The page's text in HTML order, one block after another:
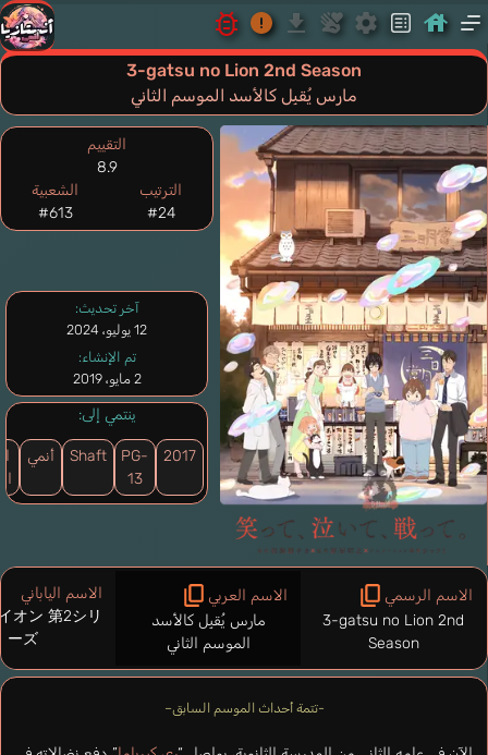
3-gatsu no Lion 2nd Season
مارس يُقبِل كالأسد الموسم الثاني
آخر تحديث:
12 يوليو، 2024
تم الإنشاء:
2 مايو، 2019
ينتمي إلى:
2017
PG-
13
Shaft أنمي
-تتمة أحداث الموسم السابق–
الاسم الرسمي
3-gatsu no Lion 2nd
Season
الاسم العربي
مارس يُقبِل كالأسد
الموسم الثاني
الاسم الياباني
オン 第2シリ
ーズ
التقييم
8.9
الترتيب
#24
الشعبية
#613